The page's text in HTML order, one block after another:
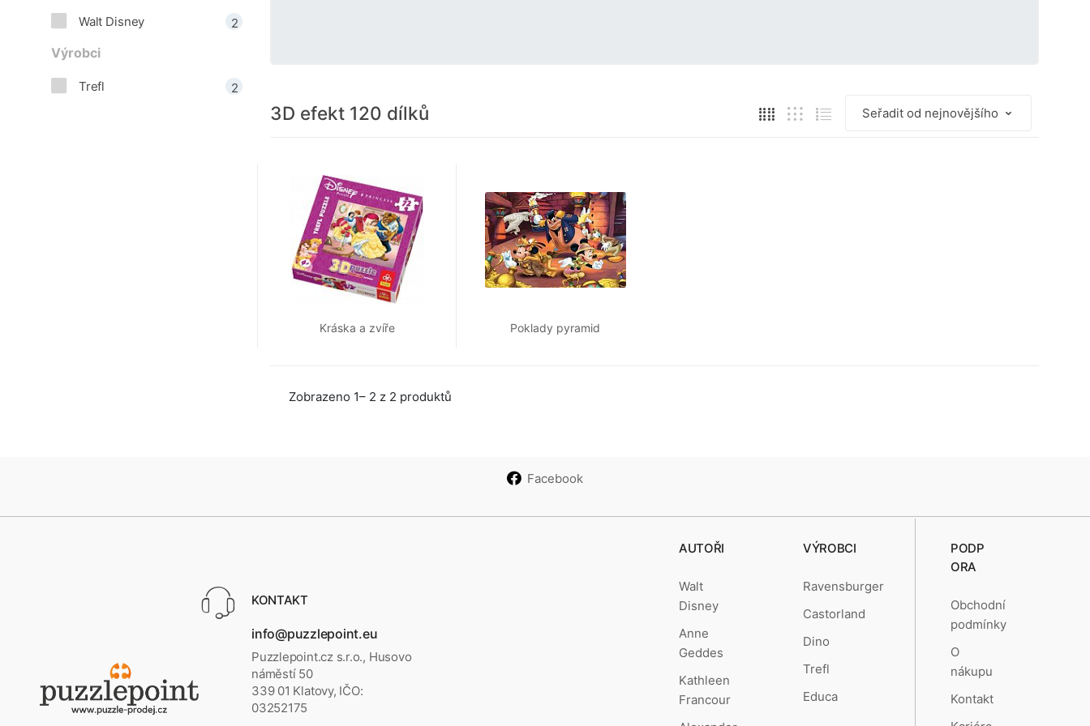
3D efekt 120 dílků
Kráska a zvíře Poklady pyramid
Zobrazeno 1– 2 z 2 produktů
Walt Disney
2
Výrobci
Trefl 2
Facebook
KONTAKT
info@puzzlepoint.eu
Puzzlepoint.cz s.r.o., Husovo
náměstí 50
339 01 Klatovy, IČO:
03252175
AUTOŘI
Walt
Disney
Anne
Geddes
Kathleen
Francour
VÝROBCI
Ravensburger
Castorland
Dino
Trefl
Educa
PODP
ORA
Obchodní
podmínky
O
nákupu
Kontakt